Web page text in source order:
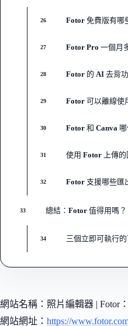
26 Fotor 免費版有哪
27 Fotor Pro 一個月
28 Fotor 的 AI 去背
29 Fotor 可以離線使
30 Fotor 和 Canva 哪
31 使用 Fotor 上傳的
32 Fotor 支援哪些匯
33 總結：Fotor 值得用嗎？
34 三個立即可執行
網站名稱：照片編輯器 | Fotor
網站網址： https://